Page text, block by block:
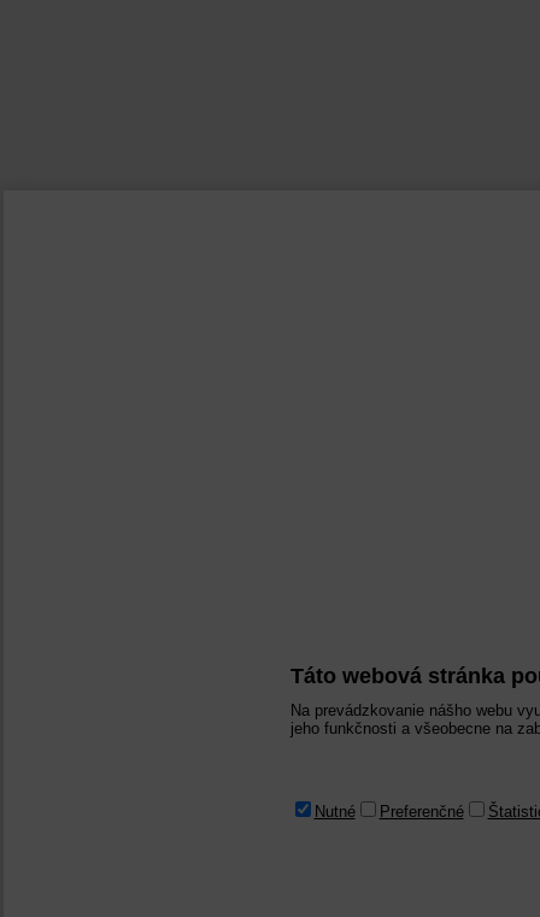
Táto webová stránka
Na prevádzkovanie nášho webu
jeho funkčnosti a všeobecne na
Nutné Preferenčné